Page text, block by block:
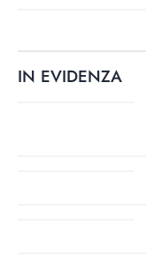
IN EVIDENZA